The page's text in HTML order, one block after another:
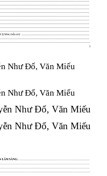
Như Đổ, Văn Miếu
Như Đổ, Văn Miếu​​​​
Như Đổ, Văn Miếu​​​​
Như Đổ, Văn Miếu​​​​